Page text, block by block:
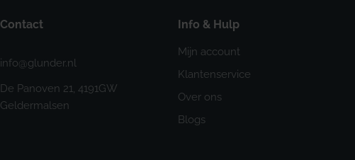
Contact
info@glunder.nl
De Panoven 21, 4191GW
Geldermalsen
Info & Hulp
Mijn account
Klantenservice
Over ons
Blogs